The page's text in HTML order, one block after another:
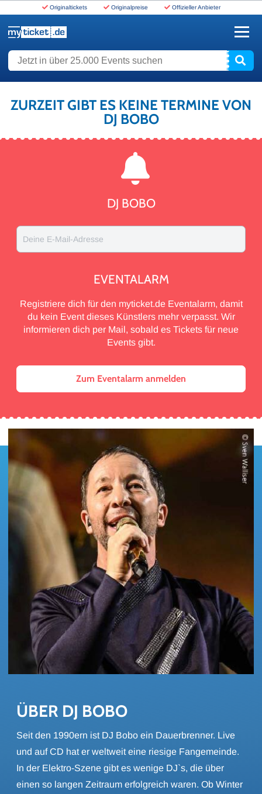
Originaltickets Originalpreise Offizieller Anbieter
Jetzt in über 25.000 Events suchen
ZURZEIT GIBT ES KEINE TERMINE VON
DJ BOBO
DJ BOBO
Deine E-Mail-Adresse
EVENTALARM
Registriere dich für den myticket.de Eventalarm, damit
du kein Event dieses Künstlers mehr verpasst. Wir
informieren dich per Mail, sobald es Tickets für neue
Events gibt.
Zum Eventalarm anmelden
ÜBER DJ BOBO
Seit den 1990ern ist DJ Bobo ein Dauerbrenner. Live
und auf CD hat er weltweit eine riesige Fangemeinde.
In der Elektro-Szene gibt es wenige DJ`s, die über
einen so langen Zeitraum erfolgreich waren. Ob Winter